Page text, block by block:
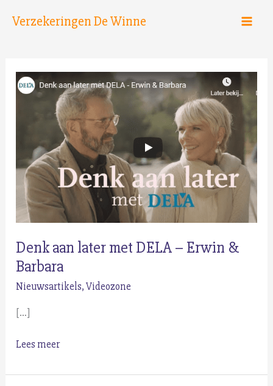
naarVerzekeringen De Winne
Denk aan later met DELA – Erwin &
Barbara
Nieuwsartikels,Videozone
[…]
Denk
later
Lees meer